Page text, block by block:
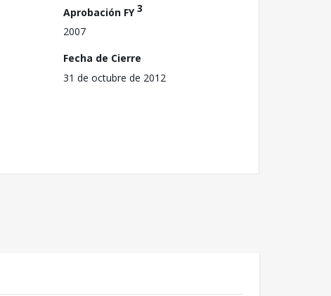
Aprobación FY3
2007
Fecha de Cierre
31 de octubre de 2012